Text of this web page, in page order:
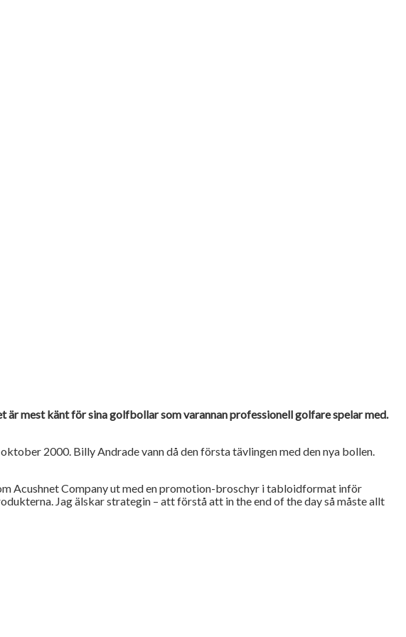
mest känt för sina golfbollar som varannan professionell golfare spelar med.
2000. Billy Andrade vann då den första tävlingen med den nya bollen.
Acushnet Company ut med en promotion-broschyr i tabloidformat inför
Jag älskar strategin – att förstå att in the end of the day så måste allt